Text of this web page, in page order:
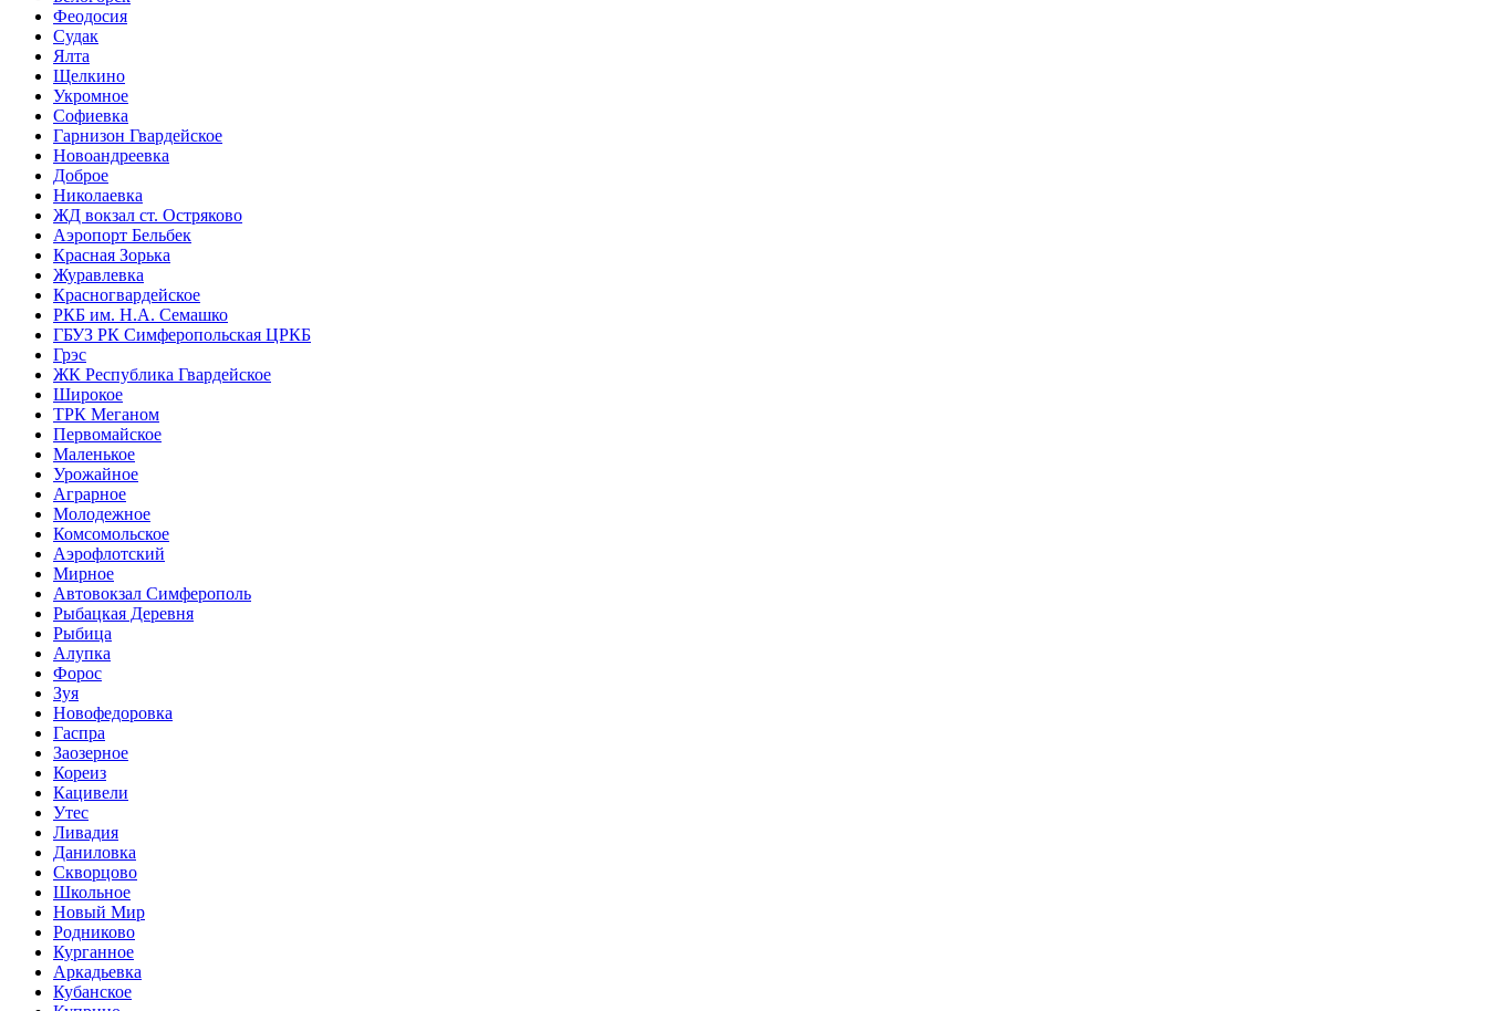
Феодосия
Судак
Ялта
Щелкино
Укромное
Софиевка
Гарнизон Гвардейское
Новоандреевка
Доброе
Николаевка
ЖД вокзал ст. Остряково
Аэропорт Бельбек
Красная Зорька
Журавлевка
Красногвардейское
РКБ им. Н.А. Семашко
ГБУЗ РК Симферопольская ЦРКБ
Грэс
ЖК Республика Гвардейское
Широкое
ТРК Меганом
Первомайское
Маленькое
Урожайное
Аграрное
Молодежное
Комсомольское
Аэрофлотский
Мирное
Автовокзал Симферополь
Рыбацкая Деревня
Рыбица
Алупка
Форос
Зуя
Новофедоровка
Гаспра
Заозерное
Кореиз
Кацивели
Утес
Ливадия
Даниловка
Скворцово
Школьное
Новый Мир
Родниково
Курганное
Аркадьевка
Кубанское